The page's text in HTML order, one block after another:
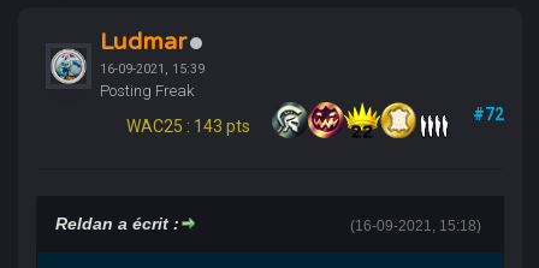
Ludmar
16-09-2021, 15:39
Posting Freak
WAC25 : 143 pts
#72
(16-09-2021, 15:18)
Reldan a écrit :